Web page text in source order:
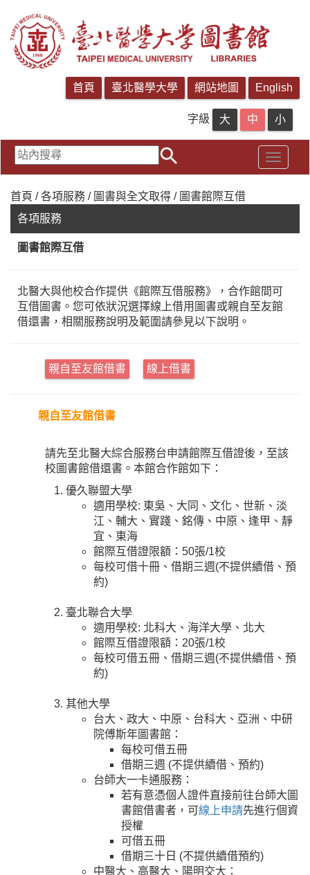
字級
首頁 / 各項服務 / 圖書與全文取得 / 圖書館際互借
各項服務
圖書館際互借
北醫大與他校合作提供《館際互借服務》，合作館間可
互借圖書。您可依狀況選擇線上借用圖書或親自至友館
借還書，相關服務說明及範圍請參見以下說明。
親自至友館借書 線上借書
親自至友館借書
請先至北醫大綜合服務台申請館際互借證後，至該
校圖書館借還書。本館合作館如下：
優久聯盟大學
適用學校: 東吳、大同、文化、世新、淡
江、輔大、實踐、銘傳、中原、逢甲、靜
宜、東海
館際互借證限額：50張/1校
每校可借十冊、借期三週(不提供續借、預
約)
臺北聯合大學
適用學校: 北科大、海洋大學、北大
館際互借證限額：20張/1校
每校可借五冊、借期三週(不提供續借、預
約)
其他大學
台大、政大、中原、台科大、亞洲、中研
院傅斯年圖書館：
每校可借五冊
借期三週 (不提供續借、預約)
台師大一卡通服務：
若有意憑個人證件直接前往台師大圖
書館借書者，可線上申請先進行個資
授權
可借五冊
借期三十日 (不提供續借預約)
中醫大、高醫大、陽明交大：